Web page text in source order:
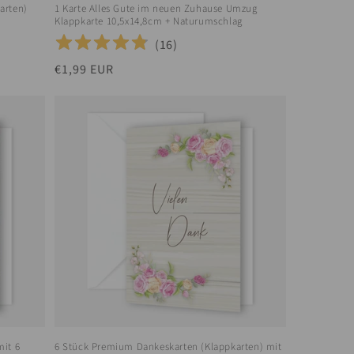
1 Karte Alles Gute im neuen Zuhause Umzug
Klappkarte 10,5x14,8cm + Naturumschlag
(16)
Normaler
€1,99 EUR
6
6 Stück Premium Dankeskarten (Klappkarten) mit